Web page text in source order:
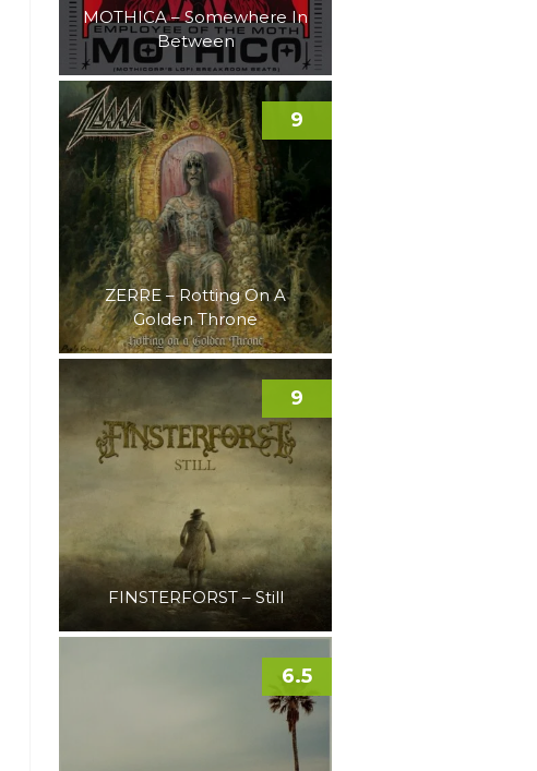
MOTHICA – Somewhere In
Between
ZERRE – Rotting On A
Golden Throne
9
FINSTERFORST – Still
9
6.5